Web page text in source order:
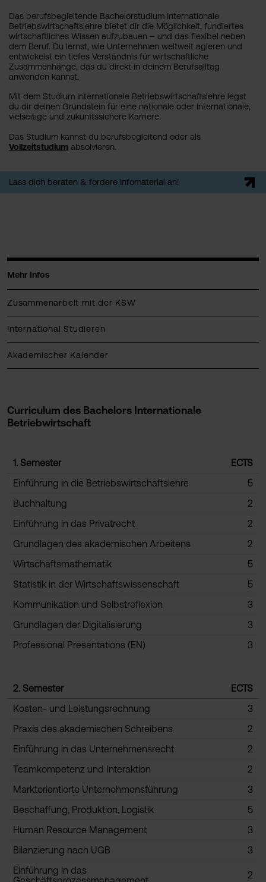
Das berufsbegleitende Bachelorstudium Internationale
Betriebswirtschaftslehre bietet dir die Möglichkeit, fundiertes
wirtschaftliches Wissen aufzubauen – und das flexibel neben
dem Beruf. Du lernst, wie Unternehmen weltweit agieren und
entwickelst ein tiefes Verständnis für wirtschaftliche
Zusammenhänge, das du direkt in deinem Berufsalltag
anwenden kannst.
Mit dem Studium Internationale Betriebswirtschaftslehre legst
du dir deinen Grundstein für eine nationale oder internationale,
vielseitige und zukunftssichere Karriere.
Das Studium kannst du berufsbegleitend oder als
Vollzeitstudium absolvieren.
Lass dich beraten & fordere Infomaterial an!
Mehr Infos
Zusammenarbeit mit der KSW
International Studieren
Akademischer Kalender
Curriculum des Bachelors Internationale
Betriebwirtschaft
1. Semester
ECTS
Einführung in die Betriebswirtschaftslehre
5
Buchhaltung
2
Einführung in das Privatrecht
2
Grundlagen des akademischen Arbeitens
2
Wirtschaftsmathematik
5
Statistik in der Wirtschaftswissenschaft
5
Kommunikation und Selbstreflexion
3
Grundlagen der Digitalisierung
3
Professional Presentations (EN)
3
2. Semester
ECTS
Kosten- und Leistungsrechnung
3
Praxis des akademischen Schreibens
2
Einführung in das Unternehmensrecht
2
Teamkompetenz und Interaktion
2
Marktorientierte Unternehmensführung
3
Beschaffung, Produktion, Logistik
5
Human Resource Management
3
Bilanzierung nach UGB
3
Einführung in das
2